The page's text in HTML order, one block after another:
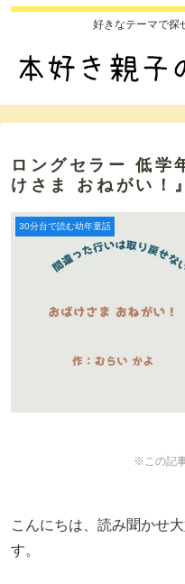
好きなテーマで探
ロングセラー 低学
けさま おねがい！』
30分台で読む幼年童話
※この記
こんにちは、読み聞かせ
す。